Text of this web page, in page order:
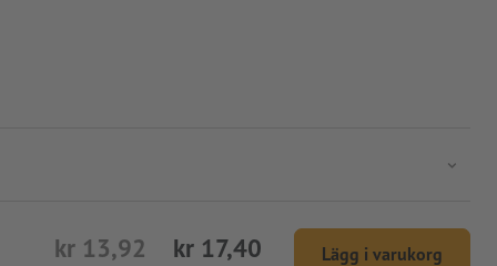
kr 13,92 kr 17,40 Lägg i varukorg